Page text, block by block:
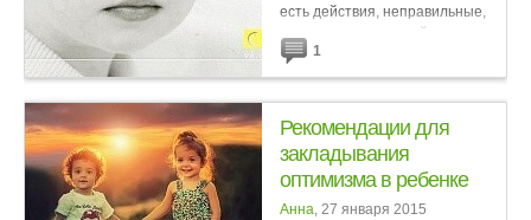
есть действия, неправильные,
осуждаемые и достойные
наказания сами по себе. Таким
образом, применяя в качестве
1
Рекомендации для
закладывания
оптимизма в ребенке
Анна, 27 января 2015